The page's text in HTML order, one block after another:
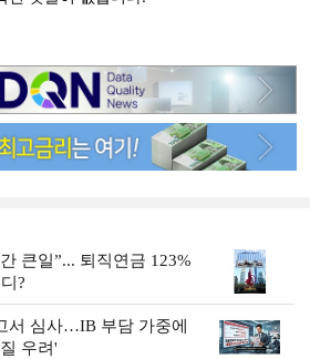
큰일”... 퇴직연금 123%
?
서 심사…IB 부담 가중에
우려'